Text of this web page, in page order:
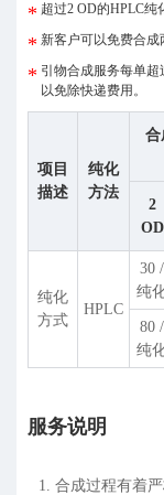
超过2 OD的HPLC纯
新客户可以免费合成
引物合成服务每单
以免除快递费用。
项目
描述
纯化
方法
合
2
OD
纯化
方式
HPLC
30 /
纯
80 /
纯
服务说明
1. 合成过程有着